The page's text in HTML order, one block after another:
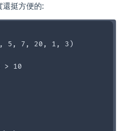
還挺方便的:
5, 7, 20, 1, 3)
> 10